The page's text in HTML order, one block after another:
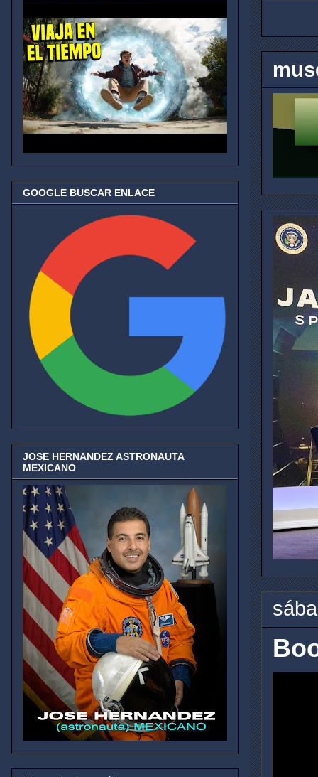
GOOGLE BUSCAR ENLACE
JOSE HERNANDEZ ASTRONAUTA
MEXICANO